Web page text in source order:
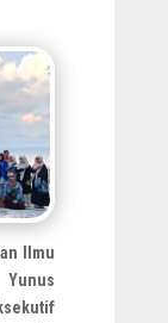
Ilmu